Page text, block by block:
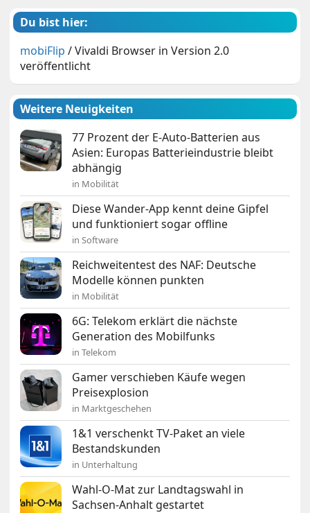
Du bist hier:
mobiFlip /Vivaldi Browser in Version 2.0
veröffentlicht
Weitere Neuigkeiten
77 Prozent der E-Auto-Batterien aus
Asien: Europas Batterieindustrie bleibt
abhängig
in Mobilität
Diese Wander-App kennt deine Gipfel
und funktioniert sogar offline
in Software
Reichweitentest des NAF: Deutsche
Modelle können punkten
in Mobilität
6G: Telekom erklärt die nächste
Generation des Mobilfunks
in Telekom
Gamer verschieben Käufe wegen
Preisexplosion
in Marktgeschehen
1&1 verschenkt TV-Paket an viele
Bestandskunden
in Unterhaltung
Wahl-O-Mat zur Landtagswahl in
Sachsen-Anhalt gestartet